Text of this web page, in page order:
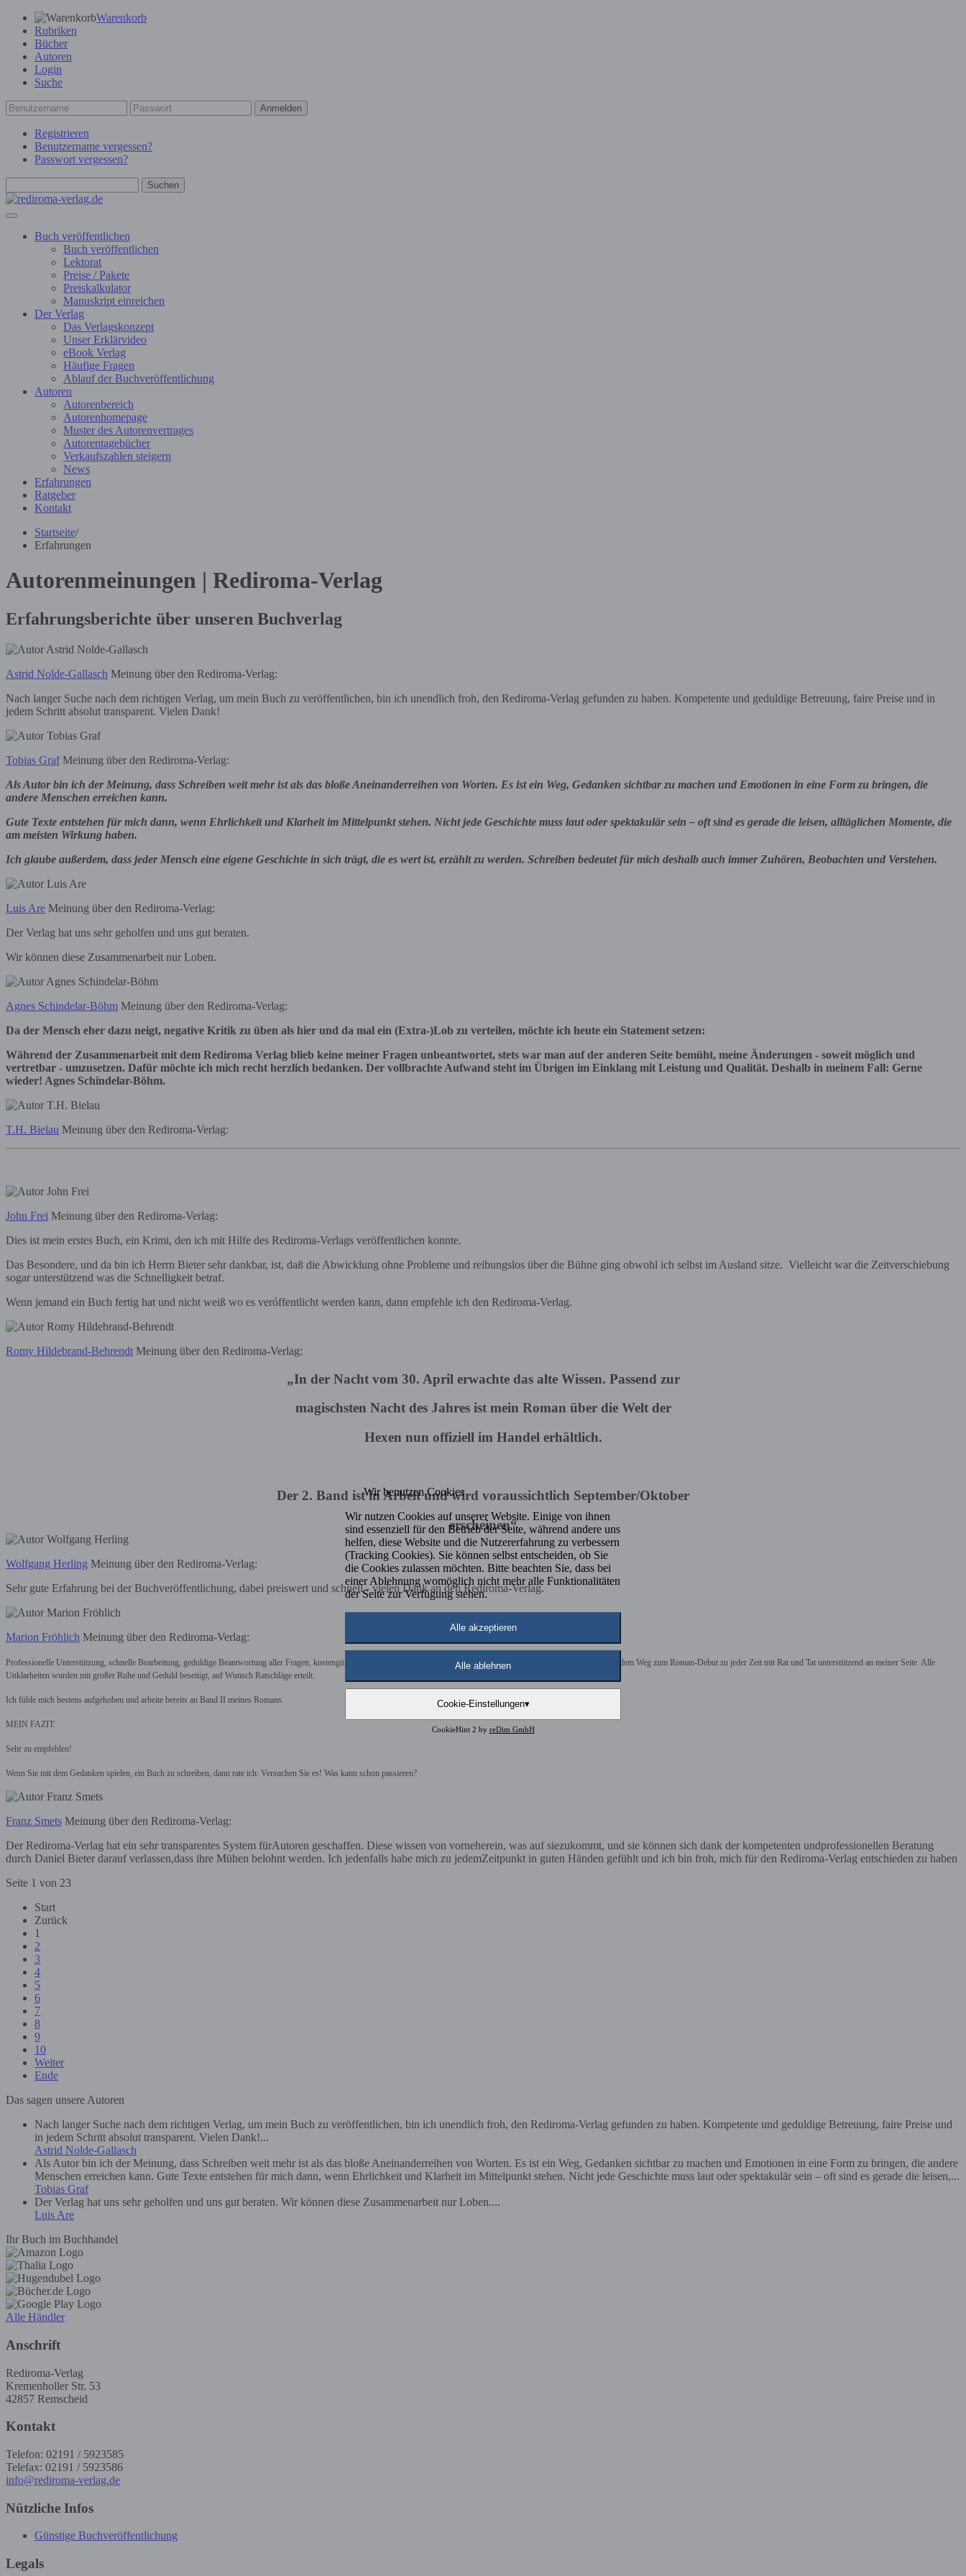
Warenkorb
Rubriken
Bücher
Autoren
Login
Suche
Anmelden
Registrieren
Benutzername vergessen?
Passwort vergessen?
Suchen
Buch veröffentlichen
Buch veröffentlichen
Lektorat
Preise / Pakete
Preiskalkulator
Manuskript einreichen
Der Verlag
Das Verlagskonzept
Unser Erklärvideo
eBook Verlag
Häufige Fragen
Ablauf der Buchveröffentlichung
Autoren
Autorenbereich
Autorenhomepage
Muster des Autorenvertrages
Autorentagebücher
Verkaufszahlen steigern
News
Erfahrungen
Ratgeber
Kontakt
Startseite/
Erfahrungen
Autorenmeinungen | Rediroma-Verlag
Erfahrungsberichte über unseren Buchverlag
Astrid Nolde-Gallasch Meinung über den Rediroma-Verlag:
Nach langer Suche nach dem richtigen Verlag, um mein Buch zu veröffentlichen, bin ich unendlich froh, den Rediroma-Verlag gefunden zu haben. Kompetente und geduldige Betreuung, faire Preise und in
jedem Schritt absolut transparent. Vielen Dank!
Tobias Graf Meinung über den Rediroma-Verlag:
Als Autor bin ich der Meinung, dass Schreiben weit mehr ist als das bloße Aneinanderreihen von Worten. Es ist ein Weg, Gedanken sichtbar zu machen und Emotionen in eine Form zu bringen, die
andere Menschen erreichen kann.
Gute Texte entstehen für mich dann, wenn Ehrlichkeit und Klarheit im Mittelpunkt stehen. Nicht jede Geschichte muss laut oder spektakulär sein – oft sind es gerade die leisen, alltäglichen Momente, die
am meisten Wirkung haben.
Ich glaube außerdem, dass jeder Mensch eine eigene Geschichte in sich trägt, die es wert ist, erzählt zu werden. Schreiben bedeutet für mich deshalb auch immer Zuhören, Beobachten und Verstehen.
Luis Are Meinung über den Rediroma-Verlag:
Der Verlag hat uns sehr geholfen und uns gut beraten.
Wir können diese Zusammenarbeit nur Loben.
Agnes Schindelar-Böhm Meinung über den Rediroma-Verlag:
Da der Mensch eher dazu neigt, negative Kritik zu üben als hier und da mal ein (Extra-)Lob zu verteilen, möchte ich heute ein Statement setzen:
Während der Zusammenarbeit mit dem Rediroma Verlag blieb keine meiner Fragen unbeantwortet, stets war man auf der anderen Seite bemüht, meine Änderungen - soweit möglich und
vertretbar - umzusetzen. Dafür möchte ich mich recht herzlich bedanken. Der vollbrachte Aufwand steht im Übrigen im Einklang mit Leistung und Qualität. Deshalb in meinem Fall: Gerne
wieder! Agnes Schindelar-Böhm.
T.H. Bielau Meinung über den Rediroma-Verlag:
John Frei Meinung über den Rediroma-Verlag:
Dies ist mein erstes Buch, ein Krimi, den ich mit Hilfe des Rediroma-Verlags veröffentlichen konnte.
Das Besondere, und da bin ich Herrn Bieter sehr dankbar, ist, daß die Abwicklung ohne Probleme und reibungslos über die Bühne ging obwohl ich selbst im Ausland sitze. Vielleicht war die Zeitverschiebung
sogar unterstützend was die Schnelligkeit betraf.
Wenn jemand ein Buch fertig hat und nicht weiß wo es veróffentlicht werden kann, dann empfehle ich den Rediroma-Verlag.
Romy Hildebrand-Behrendt Meinung über den Rediroma-Verlag:
„In der Nacht vom 30. April erwachte das alte Wissen. Passend zur
magischsten Nacht des Jahres ist mein Roman über die Welt der
Hexen nun offiziell im Handel erhältlich.
Der 2. Band ist in Arbeit und wird voraussichtlich September/Oktober
erscheinen“
Wolfgang Herling Meinung über den Rediroma-Verlag:
Sehr gute Erfahrung bei der Buchveröffentlichung, dabei preiswert und schnell - vielen Dank an den Rediroma-Verlag.
Marion Fröhlich Meinung über den Rediroma-Verlag:
Professionelle Unterstützung, schnelle Bearbeitung, geduldige Beantwortung aller Fragen, kostengünstig und von meiner Seite wärmste Empfehlung: Der Rediroma-Verlag war auf dem Weg zum Roman-Debut zu jeder Zeit mit Rat und Tat unterstützend an meiner Seite. Alle
Unklarheiten wurden mit großer Ruhe und Geduld beseitigt, auf Wunsch Ratschläge erteilt.
Ich fühle mich bestens aufgehoben und arbeite bereits an Band II meines Romans.
MEIN FAZIT:
Sehr zu empfehlen!
Wenn Sie mit dem Gedanken spielen, ein Buch zu schreiben, dann rate ich: Versuchen Sie es! Was kann schon passieren?
Franz Smets Meinung über den Rediroma-Verlag:
Der Rediroma-Verlag hat ein sehr transparentes System fürAutoren geschaffen. Diese wissen von vorneherein, was auf siezukommt, und sie können sich dank der kompetenten undprofessionellen Beratung
durch Daniel Bieter darauf verlassen,dass ihre Mühen belohnt werden. Ich jedenfalls habe mich zu jedemZeitpunkt in guten Händen gefühlt und ich bin froh, mich für den Rediroma-Verlag entschieden zu haben
Seite 1 von 23
Start
Zurück
1
2
3
4
5
6
7
8
9
10
Weiter
Ende
Das sagen unsere Autoren
Nach langer Suche nach dem richtigen Verlag, um mein Buch zu veröffentlichen, bin ich unendlich froh, den Rediroma-Verlag gefunden zu haben. Kompetente und geduldige Betreuung, faire Preise und
in jedem Schritt absolut transparent. Vielen Dank!...
Astrid Nolde-Gallasch
Als Autor bin ich der Meinung, dass Schreiben weit mehr ist als das bloße Aneinanderreihen von Worten. Es ist ein Weg, Gedanken sichtbar zu machen und Emotionen in eine Form zu bringen, die andere
Menschen erreichen kann. Gute Texte entstehen für mich dann, wenn Ehrlichkeit und Klarheit im Mittelpunkt stehen. Nicht jede Geschichte muss laut oder spektakulär sein – oft sind es gerade die leisen,...
Tobias Graf
Der Verlag hat uns sehr geholfen und uns gut beraten. Wir können diese Zusammenarbeit nur Loben....
Luis Are
Ihr Buch im Buchhandel
Alle Händler
Anschrift
Rediroma-Verlag
Kremenholler Str. 53
42857 Remscheid
Kontakt
Telefon: 02191 / 5923585
Telefax: 02191 / 5923586
info@rediroma-verlag.de
Nützliche Infos
Günstige Buchveröffentlichung
Legals
Wir benutzen Cookies
Wir nutzen Cookies auf unserer Website. Einige von ihnen
sind essenziell für den Betrieb der Seite, während andere uns
helfen, diese Website und die Nutzererfahrung zu verbessern
(Tracking Cookies). Sie können selbst entscheiden, ob Sie
die Cookies zulassen möchten. Bitte beachten Sie, dass bei
einer Ablehnung womöglich nicht mehr alle Funktionalitäten
der Seite zur Verfügung stehen.
Alle akzeptieren
Alle ablehnen
Cookie-Einstellungen▾
CookieHint 2 by reDim GmbH